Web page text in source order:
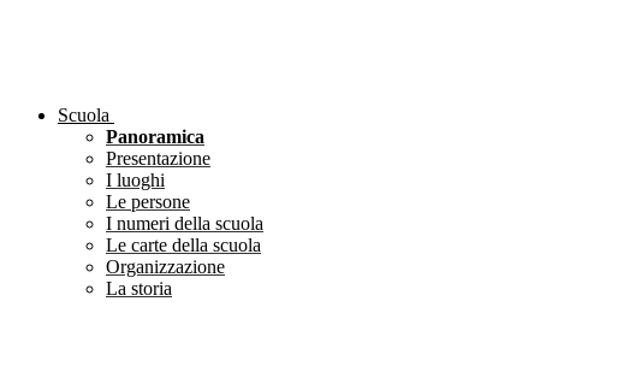
Scuola
Panoramica
Presentazione
I luoghi
Le persone
I numeri della scuola
Le carte della scuola
Organizzazione
La storia